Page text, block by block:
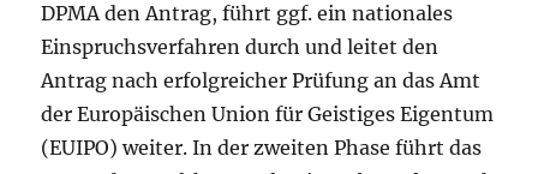
DPMA den Antrag, führt ggf. ein nationales
Einspruchsverfahren durch und leitet den
Antrag nach erfolgreicher Prüfung an das Amt
der Europäischen Union für Geistiges Eigentum
(EUIPO) weiter. In der zweiten Phase führt das